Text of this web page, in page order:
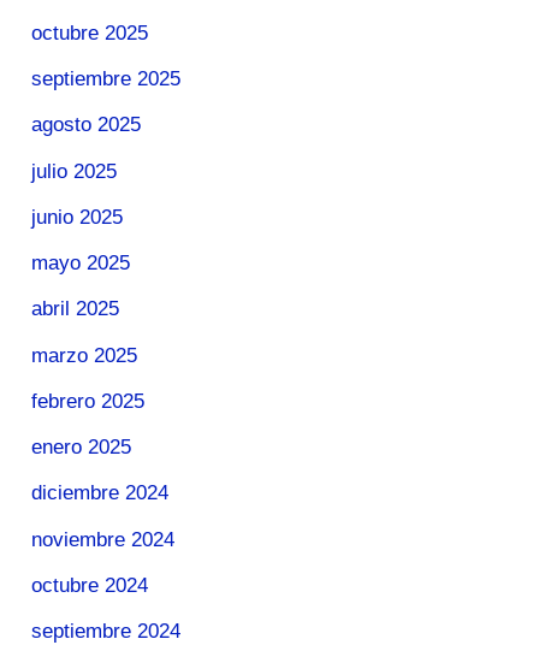
octubre 2025
septiembre 2025
agosto 2025
julio 2025
junio 2025
mayo 2025
abril 2025
marzo 2025
febrero 2025
enero 2025
diciembre 2024
noviembre 2024
octubre 2024
septiembre 2024